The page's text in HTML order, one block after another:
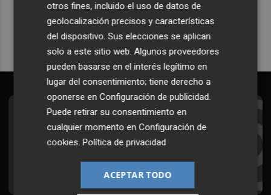
Quiero suscribirme
Suscríbete al Boletín
Todos los días a primera hora en tu email
otros fines, incluido el uso de datos de
geolocalización precisos y características
del dispositivo. Sus elecciones se aplican
solo a este sitio web. Algunos proveedores
pueden basarse en el interés legítimo en
lugar del consentimiento; tiene derecho a
oponerse enConfiguración de publicidad.
Puede retirar su consentimiento en
cualquier momento enConfiguración de
cookies.Política de privacidad
ACEPTAR TODO